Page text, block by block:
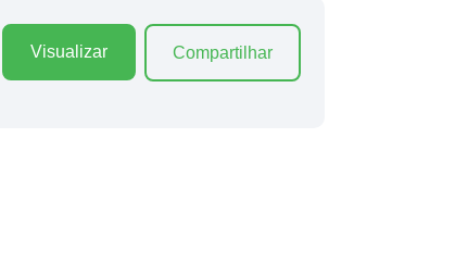
Visualizar Compartilhar